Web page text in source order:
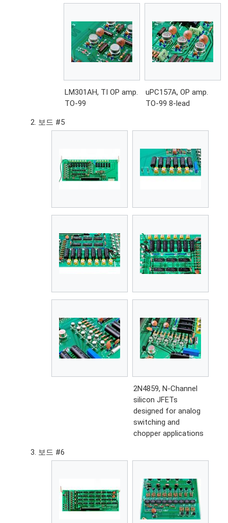
LM301AH, TI OP amp.
TO-99
uPC157A, OP amp.
TO-99 8-lead
보드 #5
2N4859, N-Channel
silicon JFETs
designed for analog
switching and
chopper applications
보드 #6